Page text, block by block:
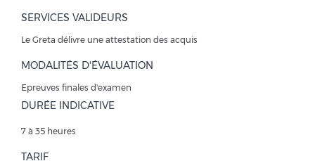
SERVICES VALIDEURS
Le Greta délivre une attestation des acquis
MODALITÉS D'ÉVALUATION
Epreuves finales d'examen
DURÉE INDICATIVE
7 à 35 heures
TARIF